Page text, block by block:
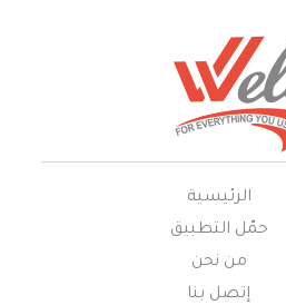
الرئيسية
حمّل التطبيق
من نحن
إتصل بنا